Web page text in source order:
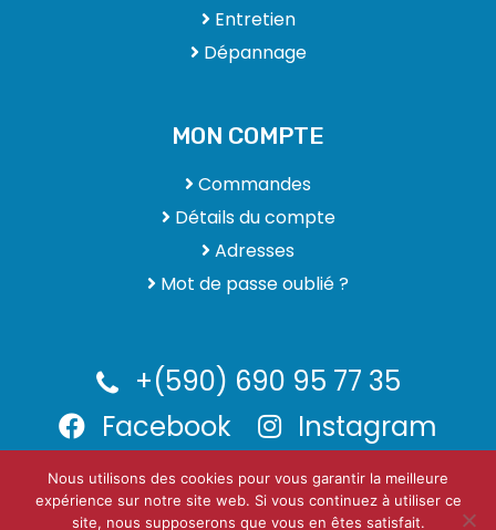
Entretien
Dépannage
MON COMPTE
Commandes
Détails du compte
Adresses
Mot de passe oublié ?
+(590) 690 95 77 35
Facebook
Instagram
CEDRIC-CLIM.FR | Pour une climatisation toujours saine et
Nous utilisons des cookies pour vous garantir la meilleure
expérience sur notre site web. Si vous continuez à utiliser ce
site, nous supposerons que vous en êtes satisfait.